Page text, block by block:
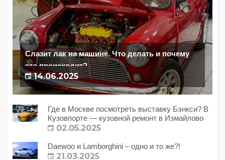
Слазит лак на машине. Что делать и почему
это происходит?
14.06.2025
Где в Москве посмотреть выставку Бэнкси? В
Кузовпорте — кузовной ремонт в Измайлово
02.05.2025
Daewoo и Lamborghini – одно и то же?!
21.03.2025